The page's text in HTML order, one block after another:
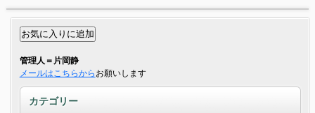
管理人＝片岡静
メールはこちらから お願いします
カテゴリー